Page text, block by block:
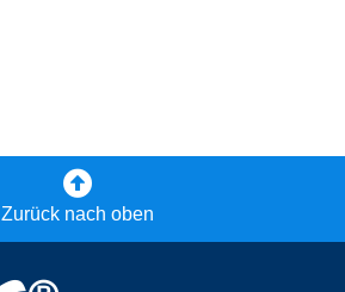
Zurück nach oben